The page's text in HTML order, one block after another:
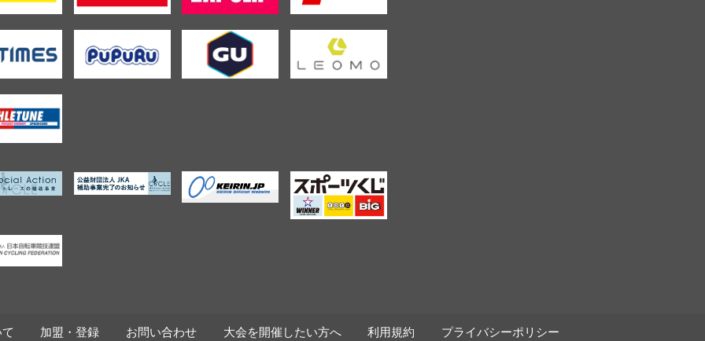
加盟・登録 お問い合わせ 大会を開催したい方へ 利用規約 プライバシーポリシー